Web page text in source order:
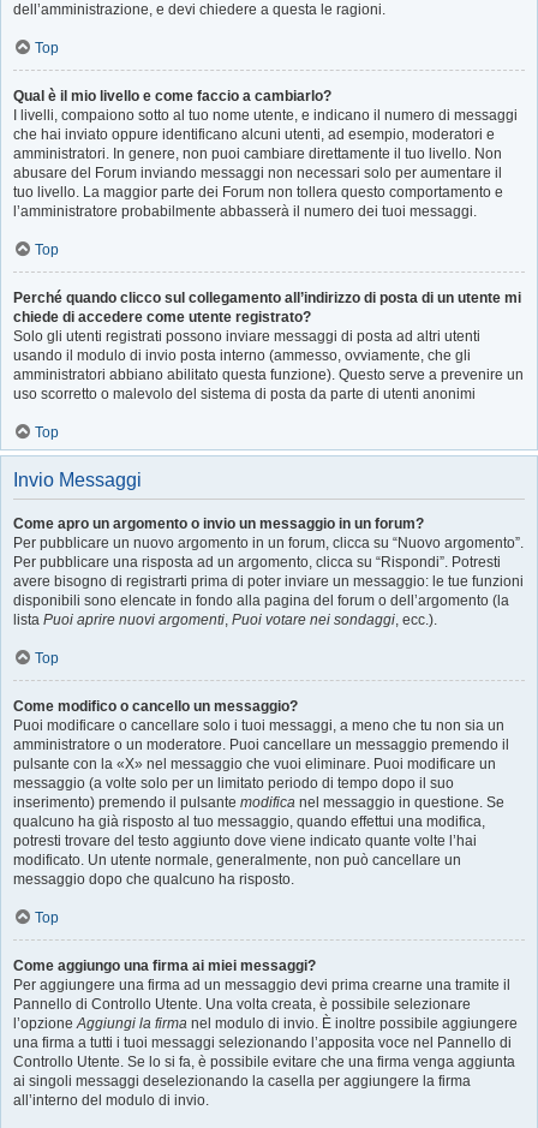
dell’amministrazione, e devi chiedere a questa le ragioni.
Top
Qual è il mio livello e come faccio a cambiarlo?
I livelli, compaiono sotto al tuo nome utente, e indicano il numero di messaggi
che hai inviato oppure identificano alcuni utenti, ad esempio, moderatori e
amministratori. In genere, non puoi cambiare direttamente il tuo livello. Non
abusare del Forum inviando messaggi non necessari solo per aumentare il
tuo livello. La maggior parte dei Forum non tollera questo comportamento e
l’amministratore probabilmente abbasserà il numero dei tuoi messaggi.
Top
Perché quando clicco sul collegamento all’indirizzo di posta di un utente mi
chiede di accedere come utente registrato?
Solo gli utenti registrati possono inviare messaggi di posta ad altri utenti
usando il modulo di invio posta interno (ammesso, ovviamente, che gli
amministratori abbiano abilitato questa funzione). Questo serve a prevenire un
uso scorretto o malevolo del sistema di posta da parte di utenti anonimi
Top
Invio Messaggi
Come apro un argomento o invio un messaggio in un forum?
Per pubblicare un nuovo argomento in un forum, clicca su “Nuovo argomento”.
Per pubblicare una risposta ad un argomento, clicca su “Rispondi”. Potresti
avere bisogno di registrarti prima di poter inviare un messaggio: le tue funzioni
disponibili sono elencate in fondo alla pagina del forum o dell’argomento (la
lista Puoi aprire nuovi argomenti, Puoi votare nei sondaggi, ecc.).
Top
Come modifico o cancello un messaggio?
Puoi modificare o cancellare solo i tuoi messaggi, a meno che tu non sia un
amministratore o un moderatore. Puoi cancellare un messaggio premendo il
pulsante con la «X» nel messaggio che vuoi eliminare. Puoi modificare un
messaggio (a volte solo per un limitato periodo di tempo dopo il suo
inserimento) premendo il pulsante modifica nel messaggio in questione. Se
qualcuno ha già risposto al tuo messaggio, quando effettui una modifica,
potresti trovare del testo aggiunto dove viene indicato quante volte l’hai
modificato. Un utente normale, generalmente, non può cancellare un
messaggio dopo che qualcuno ha risposto.
Top
Come aggiungo una firma ai miei messaggi?
Per aggiungere una firma ad un messaggio devi prima crearne una tramite il
Pannello di Controllo Utente. Una volta creata, è possibile selezionare
l’opzioneAggiungi la firma nel modulo di invio. È inoltre possibile aggiungere
una firma a tutti i tuoi messaggi selezionando l’apposita voce nel Pannello di
Controllo Utente. Se lo si fa, è possibile evitare che una firma venga aggiunta
ai singoli messaggi deselezionando la casella per aggiungere la firma
all’interno del modulo di invio.